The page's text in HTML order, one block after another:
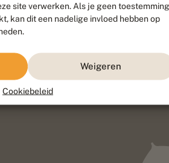
site verwerken. Als je geen toestemming
kan dit een nadelige invloed hebben op
Weigeren
Cookiebeleid
, ontworpen door